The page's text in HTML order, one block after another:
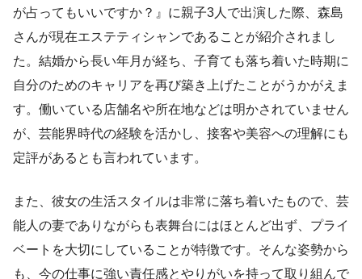
が占ってもいいですか？』に親子3人で出演した際、森島
さんが現在エステティシャンであることが紹介されまし
た。結婚から長い年月が経ち、子育ても落ち着いた時期に
自分のためのキャリアを再び築き上げたことがうかがえま
す。働いている店舗名や所在地などは明かされていません
が、芸能界時代の経験を活かし、接客や美容への理解にも
定評があるとも言われています。
また、彼女の生活スタイルは非常に落ち着いたもので、芸
能人の妻でありながらも表舞台にはほとんど出ず、プライ
ベートを大切にしていることが特徴です。そんな姿勢から
も、今の仕事に強い責任感とやりがいを持って取り組んで